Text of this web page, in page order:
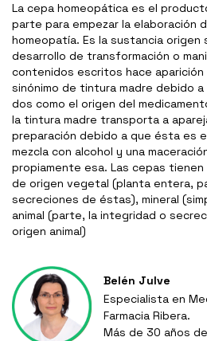
La cepa homeopática es el
parte para empezar la elaboración
homeopatía. Es la sustancia origen
desarrollo de transformación o
contenidos escritos hace aparición
sinónimo de tintura madre debido
dos como el origen del
la tintura madre transporta a
preparación debido a que ésta es
mezcla con alcohol y una
propiamente esa. Las cepas
de origen vegetal (planta entera,
secreciones de éstas), mineral
animal (parte, la integridad o
origen animal)
Belén Julve
Especialista en
Farmacia Ribera.
Más de 30 años